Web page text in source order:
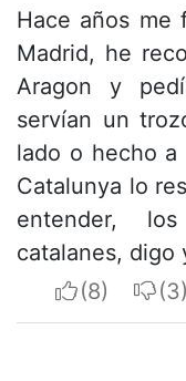
Hace años me
Madrid, he
Aragon y
servían un
lado o hecho
Catalunya lo
entender,
catalanes, digo
I apreciate
I